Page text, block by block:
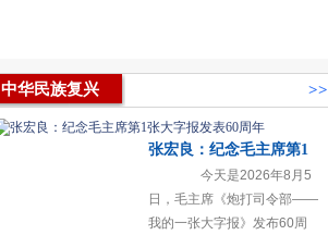
中华民族复兴 >>
张宏良：纪念毛主席第1
张大字报发表60周年
今天是2026年8月5
日，毛主席《炮打司令部——
我的一张大字报》发布60周